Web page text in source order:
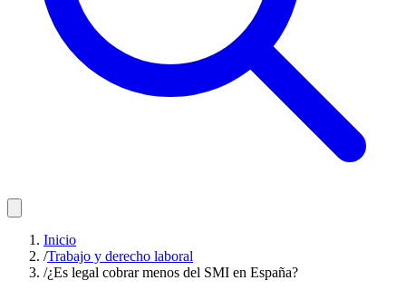
Inicio
/Trabajo y derecho laboral
/¿Es legal cobrar menos del SMI en España?